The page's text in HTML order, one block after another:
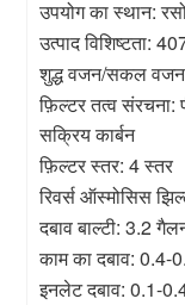
उपयोग का स्थान:
उत्पाद विशिष्टता:
शुद्ध वजन/सकल
फ़िल्टर तत्व संरचना:
सक्रिय कार्बन
फ़िल्टर स्तर: 4 स्तर
रिवर्स ऑस्मोसिस
दबाव बाल्टी: 3.2
काम का दबाव: 0.4-
इनलेट दबाव: 0.1-